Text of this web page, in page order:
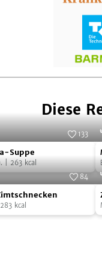
Diese
133
Suppe
|263kcal
Foto: Sophia Hoffmann
84
283kcal